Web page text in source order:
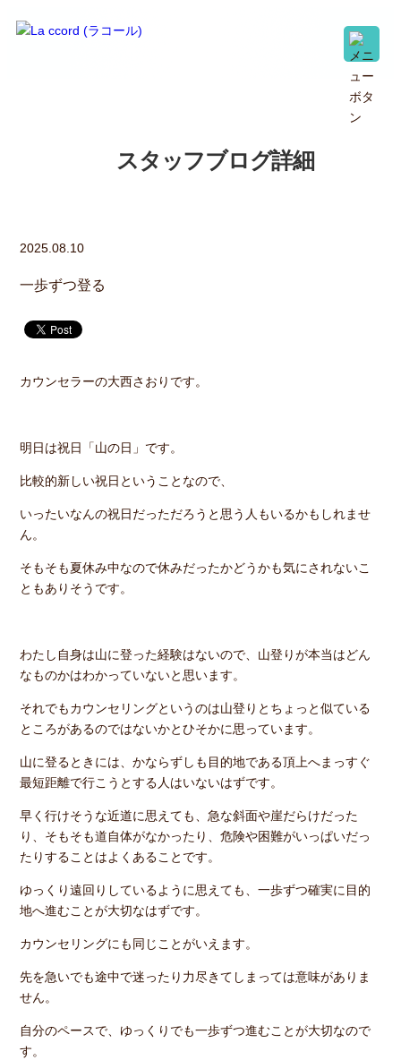
スタッフブログ詳細
2025.08.10
一歩ずつ登る
カウンセラーの大西さおりです。
明日は祝日「山の日」です。
比較的新しい祝日ということなので、
いったいなんの祝日だっただろうと思う人もいるかもしれませ
ん。
そもそも夏休み中なので休みだったかどうかも気にされないこ
ともありそうです。
わたし自身は山に登った経験はないので、山登りが本当はどん
なものかはわかっていないと思います。
それでもカウンセリングというのは山登りとちょっと似ている
ところがあるのではないかとひそかに思っています。
山に登るときには、かならずしも目的地である頂上へまっすぐ
最短距離で行こうとする人はいないはずです。
早く行けそうな近道に思えても、急な斜面や崖だらけだった
り、そもそも道自体がなかったり、危険や困難がいっぱいだっ
たりすることはよくあることです。
ゆっくり遠回りしているように思えても、一歩ずつ確実に目的
地へ進むことが大切なはずです。
カウンセリングにも同じことがいえます。
先を急いでも途中で迷ったり力尽きてしまっては意味がありま
せん。
自分のペースで、ゆっくりでも一歩ずつ進むことが大切なので
す。